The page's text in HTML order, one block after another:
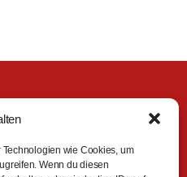
wie Cookies, um
Wenn du diesen